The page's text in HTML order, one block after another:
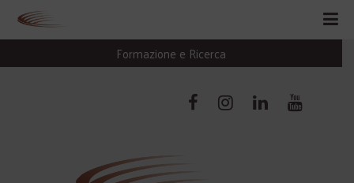
Formazione e Ricerca